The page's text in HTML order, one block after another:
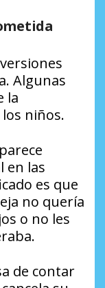
Algunas
la
niños.
en las
es que
no quería
o no les
de contar